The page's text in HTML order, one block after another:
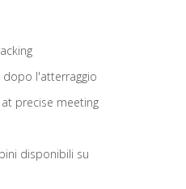
l'atterraggio
precise meeting
disponibili su